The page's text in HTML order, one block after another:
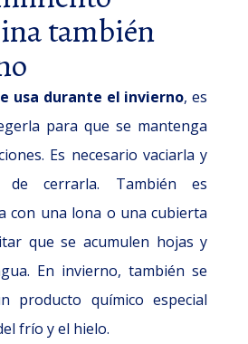
también
usa durante el invierno, es
para que se mantenga
Es necesario vaciarla y
de cerrarla. También es
con una lona o una cubierta
que se acumulen hojas y
En invierno, también se
producto químico especial
frío y el hielo.